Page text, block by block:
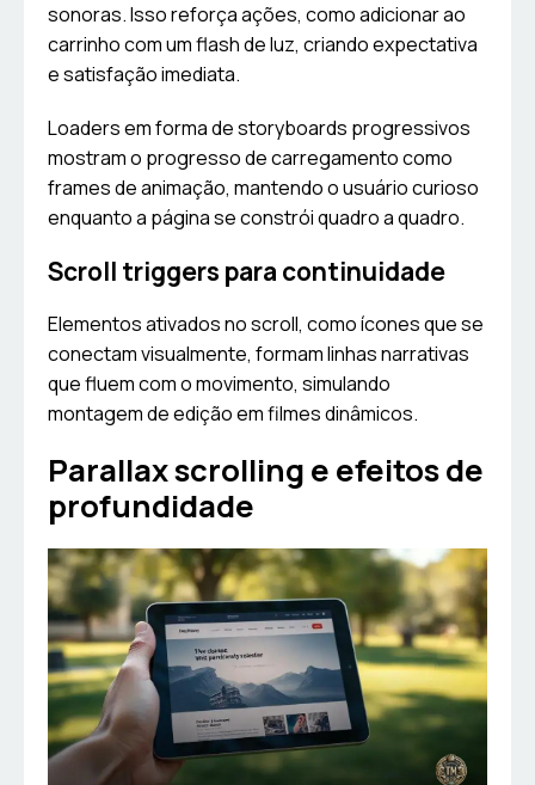
sonoras. Isso reforça ações, como adicionar ao
carrinho com um flash de luz, criando expectativa
e satisfação imediata.
Loaders em forma de storyboards progressivos
mostram o progresso de carregamento como
frames de animação, mantendo o usuário curioso
enquanto a página se constrói quadro a quadro.
Scroll triggers para continuidade
Elementos ativados no scroll, como ícones que se
conectam visualmente, formam linhas narrativas
que fluem com o movimento, simulando
montagem de edição em filmes dinâmicos.
Parallax scrolling e efeitos de
profundidade